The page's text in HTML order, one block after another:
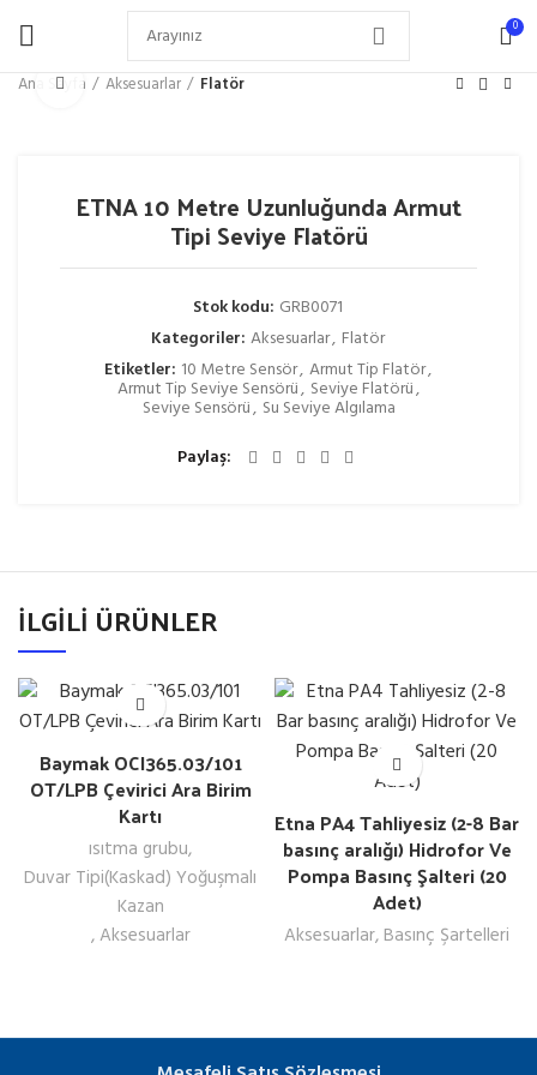
0
Ana Sayfa Aksesuarlar Flatör
Büyütmek için tıklayın
ETNA 10 Metre Uzunluğunda Armut
Tipi Seviye Flatörü
Stok kodu: GRB0071
Kategoriler: Aksesuarlar, Flatör
Etiketler: 10 Metre Sensör, Armut Tip Flatör,
Armut Tip Seviye Sensörü, Seviye Flatörü,
Seviye Sensörü, Su Seviye Algılama
Paylaş
İLGILI ÜRÜNLER
Baymak OCI365.03/101
OT/LPB Çevirici Ara Birim
Kartı
ısıtma grubu,
Duvar Tipi(Kaskad) Yoğuşmalı
Kazan
,Aksesuarlar
Etna PA4 Tahliyesiz (2-8 Bar
basınç aralığı) Hidrofor Ve
Pompa Basınç Şalteri (20
Adet)
Aksesuarlar, Basınç Şartelleri